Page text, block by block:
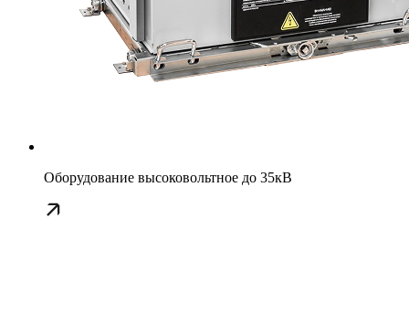
Оборудование высоковольтное до 35кВ